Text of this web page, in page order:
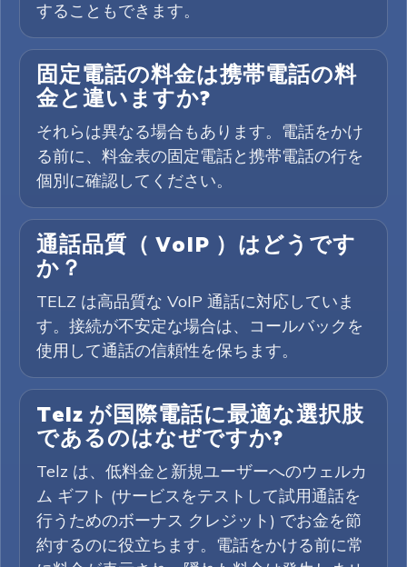
することもできます。
固定電話の料金は携帯電話の料
金と違いますか?
それらは異なる場合もあります。電話をかけ
る前に、料金表の固定電話と携帯電話の行を
個別に確認してください。
通話品質（ VoIP ）はどうです
か？
TELZ は高品質な VoIP 通話に対応していま
す。接続が不安定な場合は、コールバックを
使用して通話の信頼性を保ちます。
Telz が国際電話に最適な選択肢
であるのはなぜですか?
Telz は、低料金と新規ユーザーへのウェルカ
ム ギフト (サービスをテストして試用通話を
行うためのボーナス クレジット) でお金を節
約するのに役立ちます。電話をかける前に常